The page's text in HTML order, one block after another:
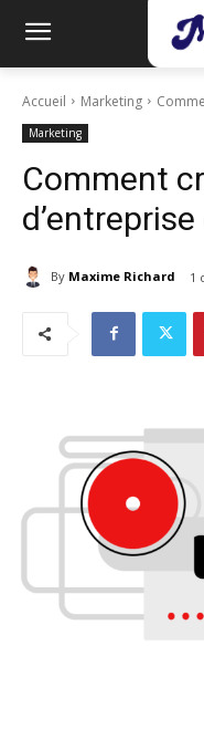
Accueil Marketing
Marketing
Comment
By Maxime Richard 1